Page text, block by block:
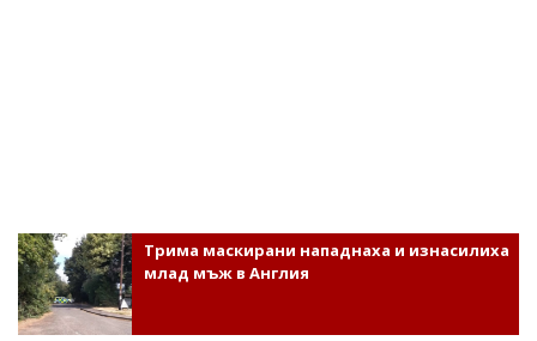
Трима маскирани нападнаха и изнасилиха
млад мъж в Англия